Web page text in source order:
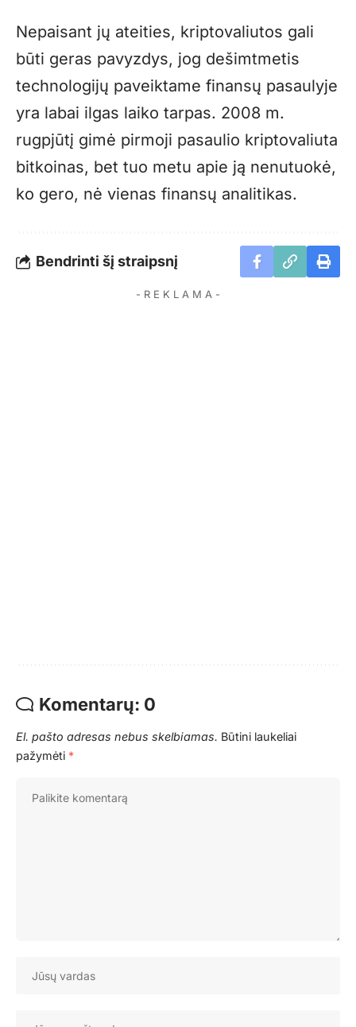
Nepaisant jų ateities, kriptovaliutos gali
būti geras pavyzdys, jog dešimtmetis
technologijų paveiktame finansų pasaulyje
yra labai ilgas laiko tarpas. 2008 m.
rugpjūtį gimė pirmoji pasaulio kriptovaliuta
bitkoinas, bet tuo metu apie ją nenutuokė,
ko gero, nė vienas finansų analitikas.
Bendrinti šį straipsnį
- R E K L A M A -
Komentarų: 0
El. pašto adresas nebus skelbiamas. Būtini laukeliai
pažymėti *